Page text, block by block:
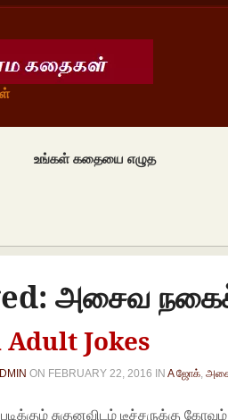
உங்கள் கதையை எழுத
அசைவ
Jokes
ON FEBRUARY 22, 2016 INA ஜோக் ,
சுகுனவிடம் டீச்சருக்கு